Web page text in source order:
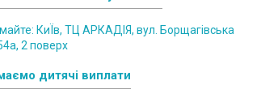
КиЇв, ТЦ АРКАДІЯ, вул. Борщагівська
2 поверх
дитячі виплати